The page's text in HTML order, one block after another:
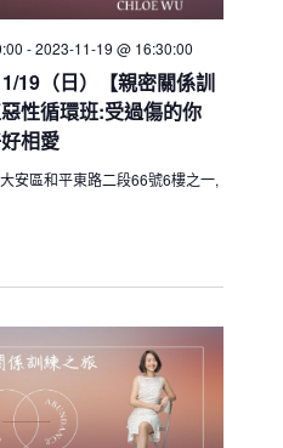
19（日）【親密關係訓
性循環班:受過傷的你
相愛
-2023-11-19 @ 16:30:00
安區和平東路二段66號6樓之一,